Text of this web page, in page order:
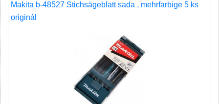
Makita b-48527 Stichsägeblatt sada , mehrfarbige 5 ks
originál